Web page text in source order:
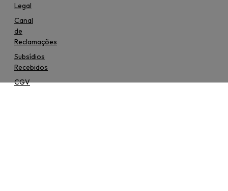
Legal
Canal
de
Reclamações
Subsídios
Recebidos
CGV